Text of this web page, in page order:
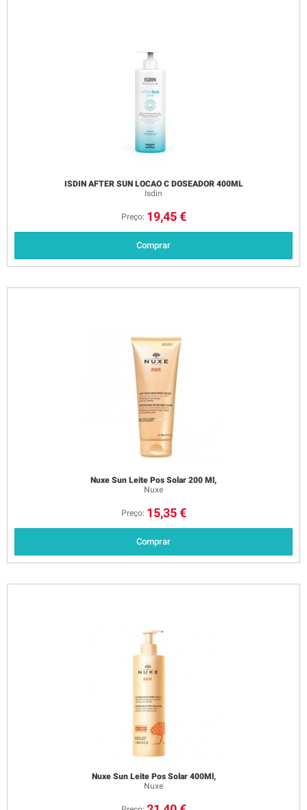
ISDIN AFTER SUN LOCAO C DOSEADOR 400ML
Isdin
Preço: 19,45 €
Comprar
Nuxe Sun Leite Pos Solar 200 Ml,
Nuxe
Preço: 15,35 €
Comprar
Nuxe Sun Leite Pos Solar 400Ml,
Nuxe